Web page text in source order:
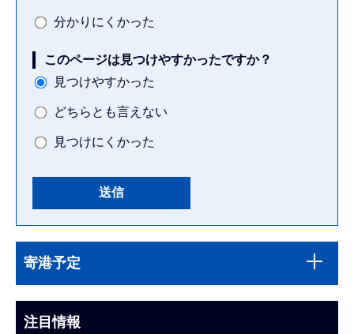
分かりにくかった
このページは見つけやすかったですか？
見つけやすかった
どちらとも言えない
見つけにくかった
文
こ
ま
ビ
寄港予定
注目情報